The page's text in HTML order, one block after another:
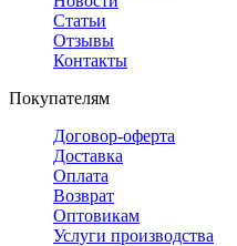
Статьи
Отзывы
Контакты
Покупателям
Договор-оферта
Доставка
Оплата
Возврат
Оптовикам
Услуги производства